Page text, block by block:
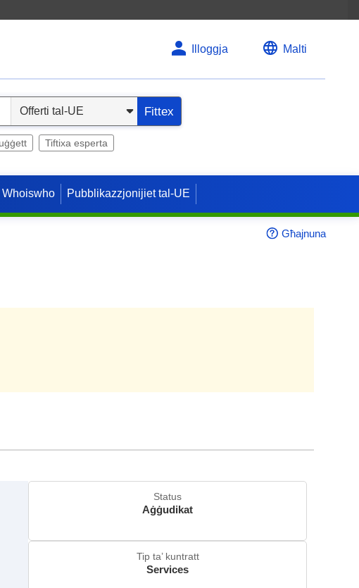
Illoggja Malti
Fittex
Tiftixa esperta
Whoiswho Pubblikazzjonijiet tal-UE
Għajnuna
Status
Aġġudikat
Tip ta’ kuntratt
Services